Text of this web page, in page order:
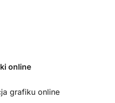
online
grafiku online